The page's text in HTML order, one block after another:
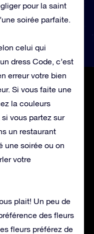
pour la saint
soirée parfaite.
celui qui
dress Code, c’est
erreur votre bien
Si vous faite une
la couleurs
vous partez sur
un restaurant
une soirée ou on
votre
plait! Un peu de
des fleurs
fleurs préférez de